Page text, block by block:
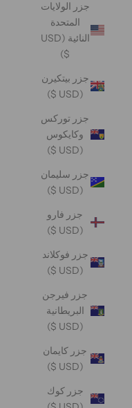
جزر الولايات
المتحدة
النائية (USD
$)
جزر بيتكيرن
(USD $)
جزر توركس
وكايكوس
(USD $)
جزر سليمان
(USD $)
جزر فارو
(USD $)
جزر فوكلاند
(USD $)
جزر فيرجن
البريطانية
(USD $)
جزر كايمان
(USD $)
جزر كوك